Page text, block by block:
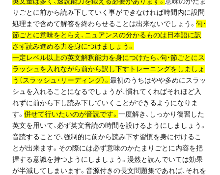
りごとに前から読み下していく事ができなければ時間内に設問
処理まで含めて解答を終わらせることは出来ないでしょう。 句・
節ごとに意味をとらえ、ニュアンスの分かるものは日本語に訳
さず読み進める力を身につけましょう。
一定レベル以上の英文解釈能力を身につけたら、句・節ごとにス
ラッシュを入れながら前から訳し下すトレーニングをしましょ
う（スラッシュ・リーディング）。 最初のうちはやや多めにスラッ
シュを入れることになるでしょうが、慣れてくればそれほど入
れずに前から下し読み下していくことができるようになりま
す。 併せて行いたいのが音読です。 一度解き、しっかり復習した
英文を用いて、必ず英文音読の時間を設けるようにしましょう。
音読することで、強制的に前から読み下す習慣を身に付けるこ
とが出来ます。その際には必ず意味のかたまりごとに内容を把
握する意識を持つようにしましょう。漫然と読んでいては効果
が半減してしまいます。音源付きの長文問題集であれば、それを